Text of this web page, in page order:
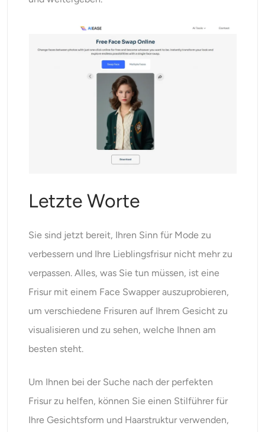
Letzte Worte
Sie sind jetzt bereit, Ihren Sinn für Mode zu
verbessern und Ihre Lieblingsfrisur nicht mehr zu
verpassen. Alles, was Sie tun müssen, ist eine
Frisur mit einem Face Swapper auszuprobieren,
um verschiedene Frisuren auf Ihrem Gesicht zu
visualisieren und zu sehen, welche Ihnen am
besten steht.
Um Ihnen bei der Suche nach der perfekten
Frisur zu helfen, können Sie einen Stilführer für
Ihre Gesichtsform und Haarstruktur verwenden,